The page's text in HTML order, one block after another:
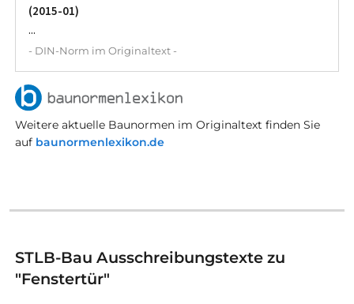
(2015-01)
...
- DIN-Norm im Originaltext -
Weitere aktuelle Baunormen im Originaltext finden Sie
auf baunormenlexikon.de
STLB-Bau Ausschreibungstexte zu
"Fenstertür"